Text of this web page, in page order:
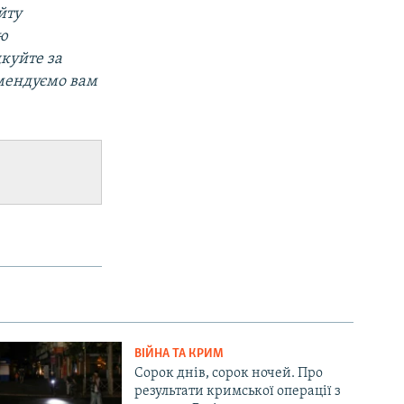
за
вам
ВІЙНА ТА КРИМ
Сорок днів, сорок ночей. Про
результати кримської операції з